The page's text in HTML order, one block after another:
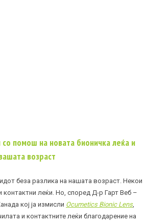
помош на новата бионичка леќа и
возраст
беза разлика на нашата возраст. Некои
контактни леќи. Но, според Д-р Гарт Веб –
кој ја измисли Ocumetics Bionic Lens,
и контактните леќи благодарение на